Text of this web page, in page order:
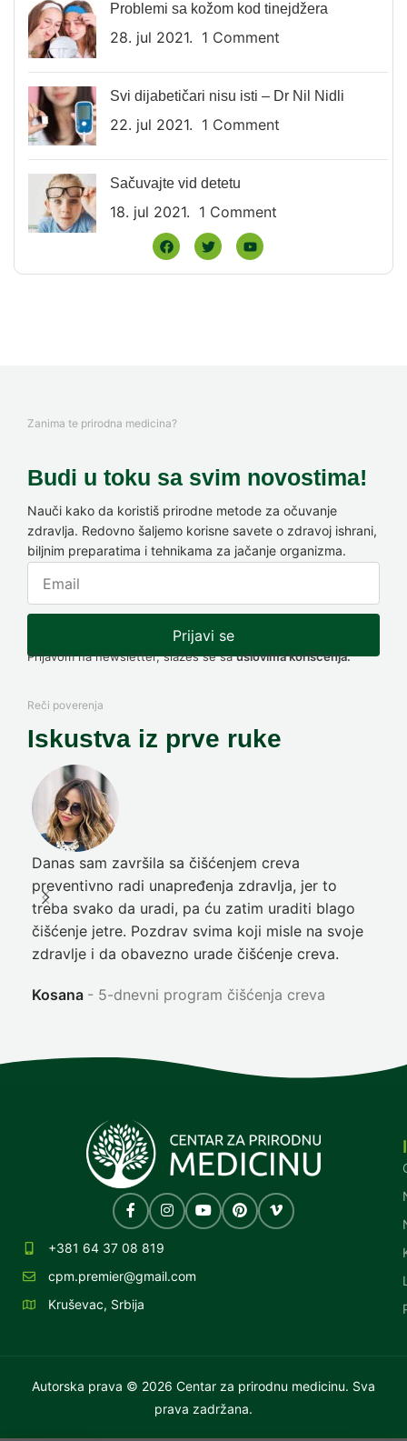
Problemi sa kožom kod tinejdžera
28. jul 2021. 1 Comment
Svi dijabetičari nisu isti – Dr Nil Nidli
22. jul 2021. 1 Comment
Sačuvajte vid detetu
18. jul 2021. 1 Comment
Zanima te prirodna medicina?
Budi u toku sa svim novostima!
Nauči kako da koristiš prirodne metode za očuvanje
zdravlja. Redovno šaljemo korisne savete o zdravoj ishrani,
biljnim preparatima i tehnikama za jačanje organizma.
Prijavi se
Prijavom na newsletter, slažeš se sauslovima korišćenja.
Reči poverenja
Iskustva iz prve ruke
Danas sam završila sa čišćenjem creva
preventivno radi unapređenja zdravlja, jer to
treba svako da uradi, pa ću zatim uraditi blago
čišćenje jetre. Pozdrav svima koji misle na svoje
zdravlje i da obavezno urade čišćenje creva.
Kosana 5-dnevni program čišćenja creva
+381 64 37 08 819
cpm.premier@gmail.com
Kruševac, Srbija
Autorska prava © 2026 Centar za prirodnu medicinu. Sva
prava zadržana.